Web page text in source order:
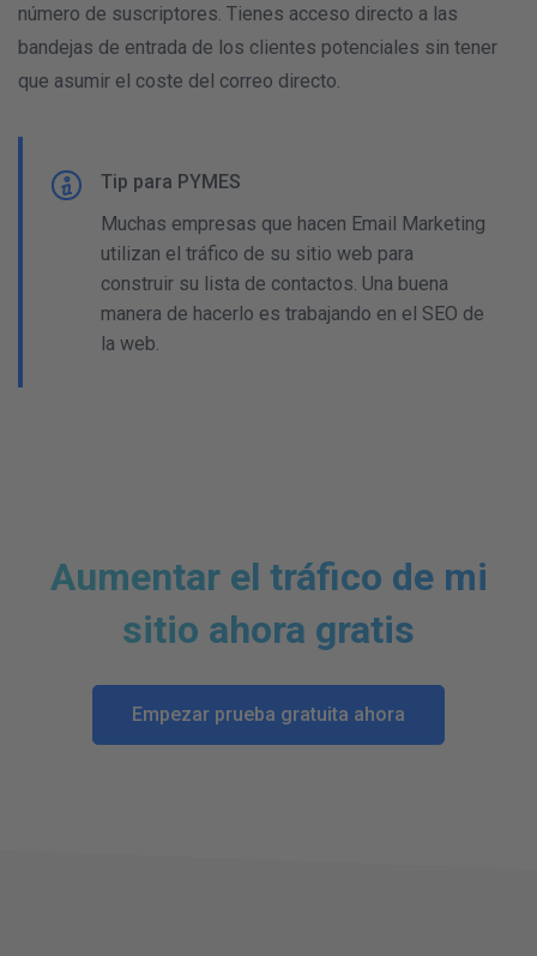
número de suscriptores. Tienes acceso directo a las
bandejas de entrada de los clientes potenciales sin tener
que asumir el coste del correo directo.
Tip para PYMES
Muchas empresas que hacen Email Marketing
utilizan el tráfico de su sitio web para
construir su lista de contactos. Una buena
manera de hacerlo es trabajando en el SEO de
la web.
Aumentar el tráfico de mi
sitio ahora gratis
Empezar prueba gratuita ahora